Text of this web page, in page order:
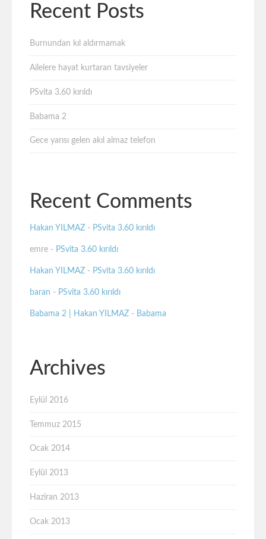
Recent Posts
Burnundan kıl aldırmamak
Ailelere hayat kurtaran tavsiyeler
PSvita 3.60 kırıldı
Babama 2
Gece yarısı gelen akıl almaz telefon
Recent Comments
Hakan YILMAZ - PSvita 3.60 kırıldı
emre - PSvita 3.60 kırıldı
Hakan YILMAZ - PSvita 3.60 kırıldı
baran - PSvita 3.60 kırıldı
Babama 2 | Hakan YILMAZ - Babama
Archives
Eylül 2016
Temmuz 2015
Ocak 2014
Eylül 2013
Haziran 2013
Ocak 2013